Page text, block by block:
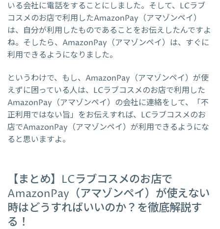
いる会社に電話をすることにしました。そして、LCラブ
コスメのお店で利用したAmazonPay（アマゾンペイ）
は、自分が利用したものであることをお伝えしたんですよ
ね。そしたら、AmazonPay（アマゾンペイ）は、すぐに
利用できるようになりました。
というわけで、もし、AmazonPay（アマゾンペイ）が使
えずに困っている人は、LCラブコスメのお店で利用した
AmazonPay（アマゾンペイ）の会社に連絡をして、「不
正利用ではない旨」をお伝えすれば、LCラブコスメのお
店でAmazonPay（アマゾンペイ）が利用できるようにな
ると思いますよ。
【まとめ】LCラブコスメのお店で
AmazonPay（アマゾンペイ）が使えない
時はどうすればいいのか？を徹底解説す
る！